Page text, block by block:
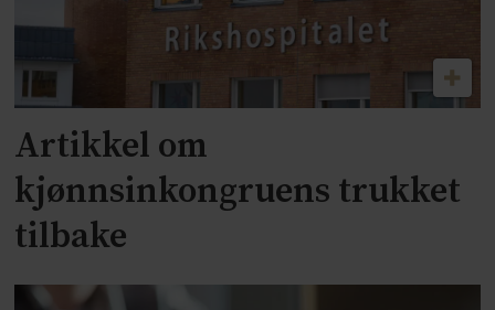
Artikkel om
kjønnsinkongruens trukket
tilbake